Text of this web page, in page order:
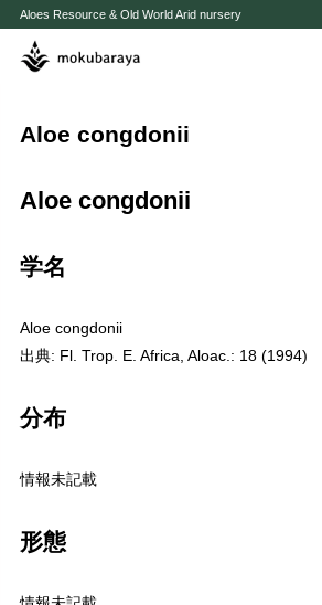
Aloes Resource & Old World Arid nursery
Aloe congdonii
Aloe congdonii
学名
Aloe congdonii
出典: Fl. Trop. E. Africa, Aloac.: 18 (1994)
分布
情報未記載
形態